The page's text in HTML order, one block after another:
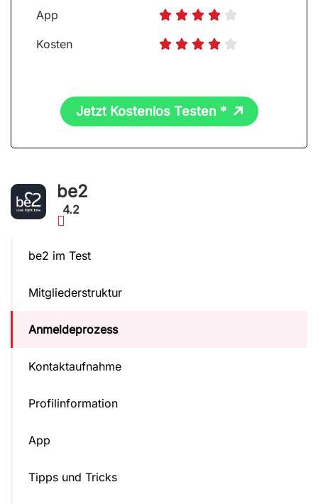
App     
Kosten     
Jetzt Kostenlos Testen *
be2
4.2
be2 im Test
Mitgliederstruktur
Anmeldeprozess
Kontaktaufnahme
Profilinformation
App
Tipps und Tricks